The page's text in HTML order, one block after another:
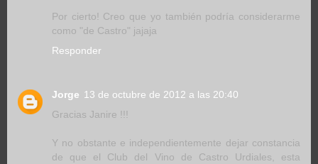
Por cierto! Creo que yo también podría considerarme
como "de Castro" jajaja
Responder
Jorge 13 de octubre de 2012 a las 20:40
Gracias Janire !!!
Y no obstante e independientemente dejar constancia
de que el Club del Vino de Castro Urdiales, esta